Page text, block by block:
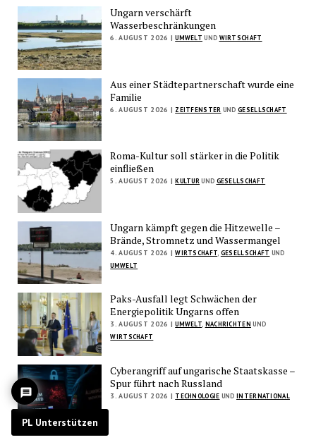
Ungarn verschärft
Wasserbeschränkungen
6. AUGUST 2026 | UMWELT UND WIRTSCHAFT
Aus einer Städtepartnerschaft wurde eine
Familie
6. AUGUST 2026 | ZEITFENSTER UNDGESELLSCHAFT
Roma-Kultur soll stärker in die Politik
einfließen
5. AUGUST 2026 | KULTURUND GESELLSCHAFT
Ungarn kämpft gegen die Hitzewelle –
Brände, Stromnetz und Wassermangel
4. AUGUST 2026 | WIRTSCHAFT GESELLSCHAFT UND
UMWELT
Paks-Ausfall legt Schwächen der
Energiepolitik Ungarns offen
3. AUGUST 2026 | UMWELT, NACHRICHTEN UND
WIRTSCHAFT
Cyberangriff auf ungarische Staatskasse –
Spur führt nach Russland
3. AUGUST 2026 | TECHNOLOGIE UNDINTERNATIONAL
PL Unterstützen